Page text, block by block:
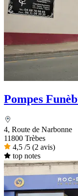
Pompes
4, Route de Narbonne
11800 Trèbes
4,5 /5 (2 avis)
top notes